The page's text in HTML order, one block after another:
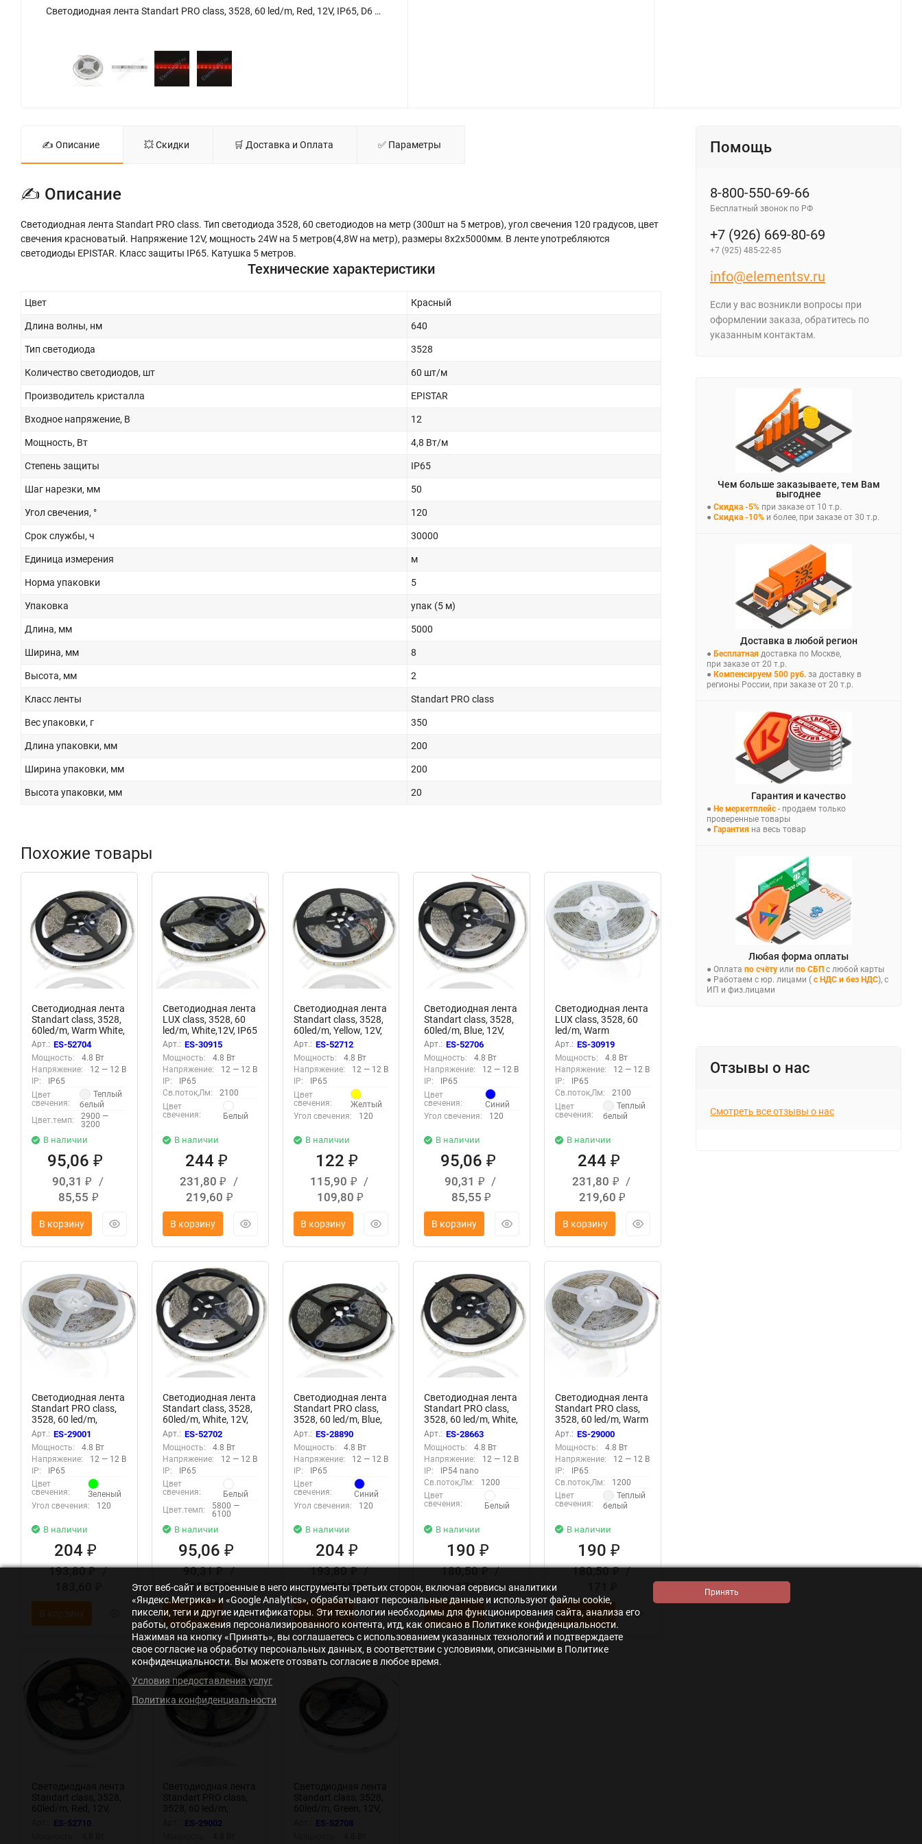
Светодиодная лента Standart PRO class, 3528, 60 led/m, Red, 12V, IP65, D6 - фото.
✍ Описание 💥 Скидки 🛒 Доставка и Оплата ✅ Параметры
✍ Описание
Светодиодная лента Standart PRO class. Тип светодиода 3528, 60 светодиодов на метр (300шт на 5 метров), угол свечения 120 градусов, цвет
свечения красноватый. Напряжение 12V, мощность 24W на 5 метров(4,8W на метр), размеры 8x2x5000мм. В ленте употребляются
светодиоды EPISTAR. Класс защиты IP65. Катушка 5 метров.
Технические характеристики
Цвет Красный
Длина волны, нм 640
Тип светодиода 3528
Количество светодиодов, шт 60 шт/м
Производитель кристалла EPISTAR
Входное напряжение, В 12
Мощность, Вт 4,8 Вт/м
Степень защиты IP65
Шаг нарезки, мм 50
Угол свечения, ° 120
Срок службы, ч 30000
Единица измерения м
Норма упаковки 5
Упаковка упак (5 м)
Длина, мм 5000
Ширина, мм 8
Высота, мм 2
Класс ленты Standart PRO class
Вес упаковки, г 350
Длина упаковки, мм 200
Ширина упаковки, мм 200
Высота упаковки, мм 20
Похожие товары
Светодиодная лента
Standart class, 3528,
60led/m, Warm White,
12V, IP65
Арт.: ES-52704
Мощность:
4.8 Вт
Напряжение:
12 — 12 В
IP:
IP65
Цвет
свечения:
Теплый
белый
Цвет.темп:
2900 —
3200
В наличии
95,06₽
90,31 ₽
/
85,55 ₽
В корзину
Светодиодная лента
LUX class, 3528, 60
led/m, White,12V, IP65
Арт.: ES-30915
Мощность:
4.8 Вт
Напряжение:
12 — 12 В
IP:
IP65
Св.поток,Лм:
2100
Цвет
свечения:
Белый
В наличии
244 ₽
231,80 ₽
/
219,60 ₽
В корзину
Светодиодная лента
Standart class, 3528,
60led/m, Yellow, 12V,
IP65
Арт.: ES-52712
Мощность:
4.8 Вт
Напряжение:
12 — 12 В
IP:
IP65
Цвет
свечения:
Желтый
Угол свечения:
120
В наличии
122₽
115,90 ₽
/
109,80 ₽
В корзину
Светодиодная лента
Standart class, 3528,
60led/m, Blue, 12V,
IP65
Арт.: ES-52706
Мощность:
4.8 Вт
Напряжение:
12 — 12 В
IP:
IP65
Цвет
свечения:
Синий
Угол свечения:
120
В наличии
95,06 ₽
90,31 ₽
/
85,55 ₽
В корзину
Светодиодная лента
LUX class, 3528, 60
led/m, Warm
White,12V, IP65
Арт.: ES-30919
Мощность:
4.8 Вт
Напряжение:
12 — 12 В
IP:
IP65
Св.поток,Лм:
2100
Цвет
свечения:
Теплый
белый
В наличии
244₽
231,80 ₽
/
219,60 ₽
В корзину
Светодиодная лента
Standart PRO class,
3528, 60 led/m,
Green, 12V, IP65
Арт.: ES-29001
Мощность:
4.8 Вт
Напряжение:
12 — 12 В
IP:
IP65
Цвет
свечения:
Зеленый
Угол свечения:
120
В наличии
204 ₽
193,80 /
Светодиодная лента
Standart class, 3528,
60led/m, White, 12V,
IP65
Арт.: ES-52702
Мощность:
4.8 Вт
Напряжение:
12 — 12 В
IP:
IP65
Цвет
свечения:
Белый
Цвет.темп:
5800 —
6100
В наличии
95,06₽
90,31 /
85,55₽
В корзину
Светодиодная лента
Standart PRO class,
3528, 60 led/m, Blue,
12V, IP65
Арт.: ES-28890
Мощность:
4.8 Вт
Напряжение:
12 — 12 В
IP:
IP65
Цвет
свечения:
Синий
Угол свечения:
120
В наличии
204₽
193,80 /
183,60₽
В корзину
Светодиодная лента
Standart PRO class,
3528, 60 led/m, White,
12V, IP54
Арт.: ES-28663
Мощность:
4.8 Вт
Напряжение:
12 — 12 В
IP:
IP54 nano
Св.поток,Лм:
1200
Цвет
свечения:
Белый
В наличии
190₽
180,50 /
171₽
В корзину
Светодиодная лента
Standart PRO class,
3528, 60 led/m, Warm
White, 12V, IP65
Арт.: ES-29000
Мощность:
4.8 Вт
Напряжение:
12 — 12 В
IP:
IP65
Св.поток,Лм:
1200
Цвет
свечения:
Теплый
белый
В наличии
190₽
180,50 /
В корзину
ES-52710
Yellow, 12V, IP65
ES-29002 ES-52708
Помощь
8-800-550-69-66
Бесплатный звонок по РФ
+7 (926) 669-80-69
+7 (925) 485-22-85
info@elementsv.ru
Если у вас возникли вопросы при
оформлении заказа, обратитесь по
указанным контактам.
Чем больше заказываете, тем Вам
выгоднее
● Скидка -5% при заказе от 10 т.р.
● Скидка -10% и более, при заказе от 30 т.р.
Доставка в любой регион
● Бесплатная доставка по Москве,
при заказе от 20 т.р.
● Компенсируем 500 руб. за доставку в
регионы России, при заказе от 20 т.р.
Гарантия и качество
● Не меркетплейс - продаем только
проверенные товары
● Гарантия на весь товар
Любая форма оплаты
● Оплата по счёту или по СБП с любой карты
● Работаем с юр. лицами ( с НДС и без НДС), с
ИП и физ.лицами
Отзывы о нас
Смотреть все отзывы о нас
Этот веб-сайт и встроенные в него инструменты третьих сторон, включая сервисы аналитики
«Яндекс.Метрика» и «Google Analytics», обрабатывают персональные данные и используют файлы cookie,
пиксели, теги и другие идентификаторы. Эти технологии необходимы для функционирования сайта, анализа его
работы, отображения персонализированного контента, итд, как описано в Политике конфиденциальности.
Нажимая на кнопку «Принять», вы соглашаетесь с использованием указанных технологий и подтверждаете
свое согласие на обработку персональных данных, в соответствии с условиями, описанными в Политике
конфиденциальности. Вы можете отозвать согласие в любое время.
Условия предоставления услуг
Политика конфиденциальности